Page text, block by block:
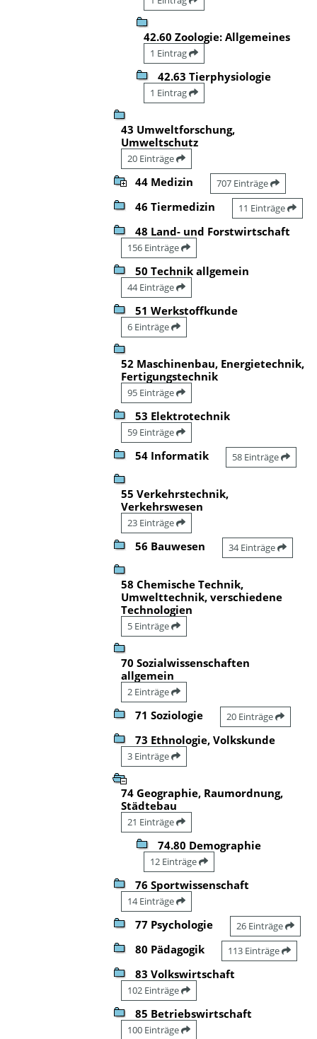
42.60 Zoologie: Allgemeines
1 Eintrag
42.63 Tierphysiologie
1 Eintrag
43 Umweltforschung,
Umweltschutz
20 Einträge
44 Medizin 707 Einträge
46 Tiermedizin 11 Einträge
48 Land- und Forstwirtschaft
156 Einträge
50 Technik allgemein
44 Einträge
51 Werkstoffkunde
6 Einträge
52 Maschinenbau, Energietechnik,
Fertigungstechnik
95 Einträge
53 Elektrotechnik
59 Einträge
54 Informatik 58 Einträge
55 Verkehrstechnik,
Verkehrswesen
23 Einträge
56 Bauwesen 34 Einträge
58 Chemische Technik,
Umwelttechnik, verschiedene
Technologien
5 Einträge
70 Sozialwissenschaften
allgemein
2 Einträge
71 Soziologie 20 Einträge
73 Ethnologie, Volkskunde
3 Einträge
74 Geographie, Raumordnung,
Städtebau
21 Einträge
74.80 Demographie
12 Einträge
76 Sportwissenschaft
14 Einträge
77 Psychologie 26 Einträge
80 Pädagogik 113 Einträge
83 Volkswirtschaft
102 Einträge
85 Betriebswirtschaft
100 Einträge